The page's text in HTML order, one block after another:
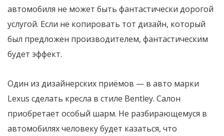
автомобиля не может быть фантастически дорогой
услугой. Если не копировать тот дизайн, который
был предложен производителем, фантастическим
будет эффект.
Один из дизайнерских приёмов — в авто марки
Lexus сделать кресла в стиле Bentley. Салон
приобретает особый шарм. Не разбирающемуся в
автомобилях человеку будет казаться, что